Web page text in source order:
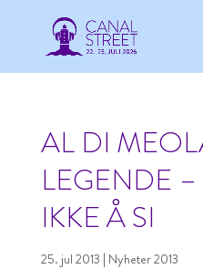
AL DI
LEGENDE
IKKE Å SI
25. jul 2013 | Nyheter 2013